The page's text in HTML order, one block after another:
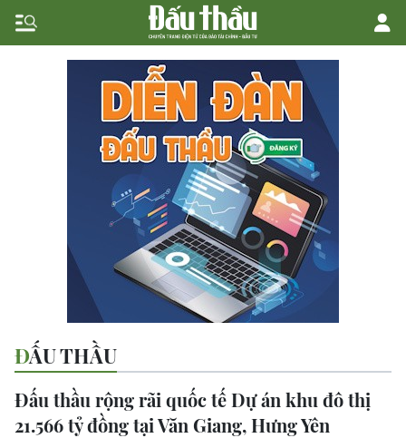
ĐẤU THẦU
Đấu thầu rộng rãi quốc tế Dự án khu đô thị
21.566 tỷ đồng tại Văn Giang, Hưng Yên